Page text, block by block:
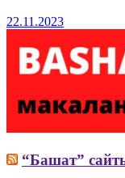
22.11.2023
“Башат”